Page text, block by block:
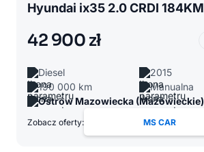
42 900 zł
Diesel
2015
190 000 km
Manualna
Ostrów Mazowiecka (Mazowieckie)
Zobacz oferty: MS CAR